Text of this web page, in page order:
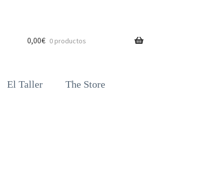
0,00€ 0 productos
El Taller The Store